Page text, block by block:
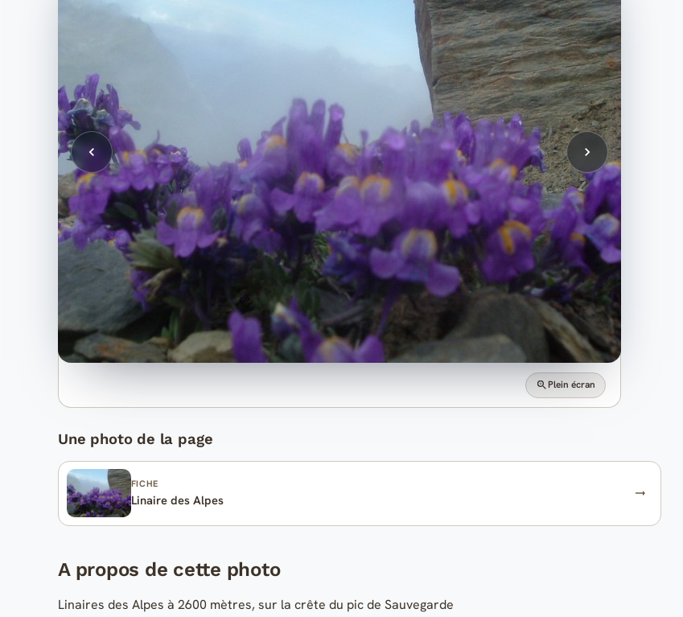
Plein écran
Une photo de la page
FICHE
Linaire des Alpes
A propos de cette photo
Linaires des Alpes à 2600 mètres, sur la crête du pic de Sauvegarde